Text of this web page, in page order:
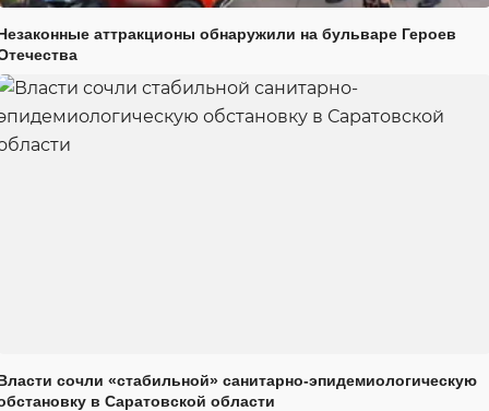
аттракционы обнаружили на бульваре Героев
сочли «стабильной» санитарно-эпидемиологическую
в Саратовской области